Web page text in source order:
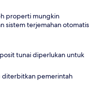
properti mungkin
sistem terjemahan otomatis
tunai diperlukan untuk
diterbitkan pemerintah